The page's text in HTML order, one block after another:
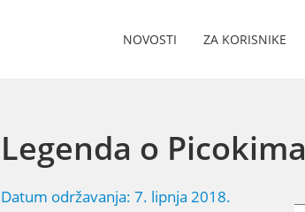
NOVOSTI ZA KORISNIKE
Legenda o Picokima
Datum održavanja: 7. lipnja 2018.